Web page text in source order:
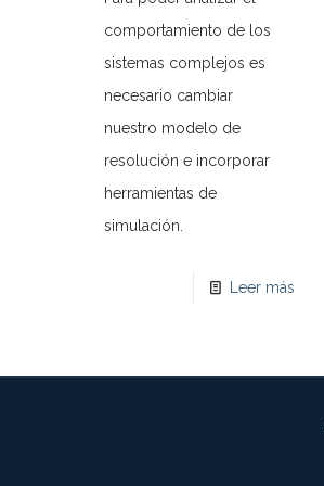
comportamiento de los
sistemas complejos es
necesario cambiar
nuestro modelo de
resolución e incorporar
herramientas de
simulación.
Leer más